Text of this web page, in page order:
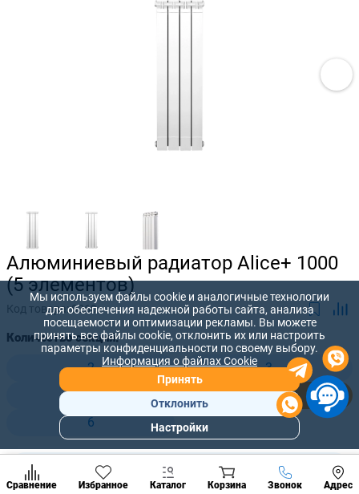
Алюминиевый радиатор Alice+ 1000
(5 элементов)
Код товара:8260
Количество секций:
2
3
4
5
6
8 263 лей
7 230 лей +
Сравнение Избранное Каталог Корзина Звонок Адрес
Позвонить
разделы
Мы используем файлы cookie и аналогичные технологии
для обеспечения надежной работы сайта, анализа
посещаемости и оптимизации рекламы. Вы можете
принять все файлы cookie, отклонить их или настроить
параметры конфиденциальности по своему выбору.
Информация о файлах Cookie
Принять
Отклонить
Настройки